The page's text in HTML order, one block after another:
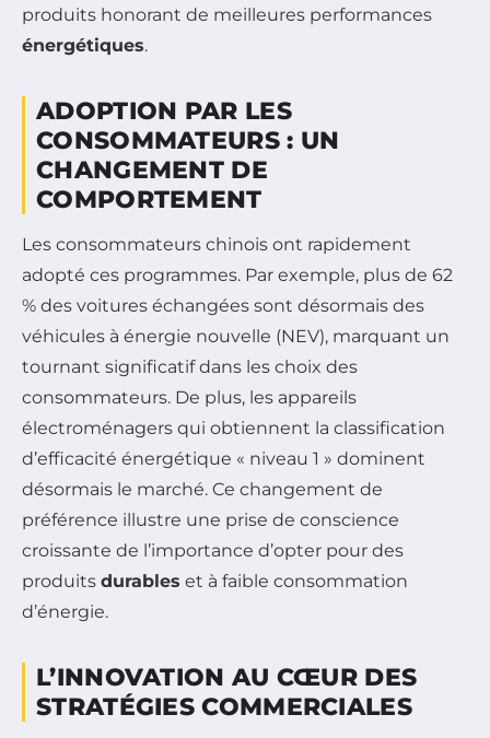
produits honorant de meilleures performances
énergétiques.
ADOPTION PAR LES
CONSOMMATEURS : UN
CHANGEMENT DE
COMPORTEMENT
Les consommateurs chinois ont rapidement
adopté ces programmes. Par exemple, plus de 62
% des voitures échangées sont désormais des
véhicules à énergie nouvelle (NEV), marquant un
tournant significatif dans les choix des
consommateurs. De plus, les appareils
électroménagers qui obtiennent la classification
d’efficacité énergétique « niveau 1 » dominent
désormais le marché. Ce changement de
préférence illustre une prise de conscience
croissante de l’importance d’opter pour des
produits durables et à faible consommation
d’énergie.
L’INNOVATION AU CŒUR DES
STRATÉGIES COMMERCIALES